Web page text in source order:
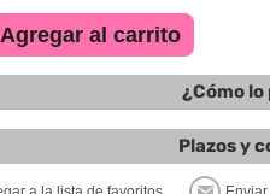
¿Cómo
Plazos y